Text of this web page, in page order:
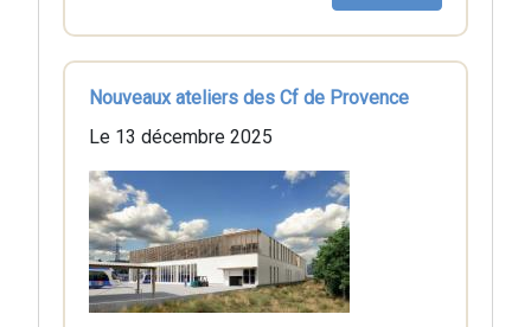
Nouveaux ateliers des Cf de Provence
Le 13 décembre 2025